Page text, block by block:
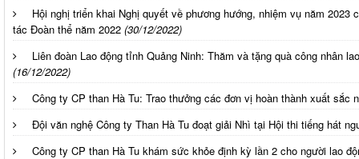
Hội nghị triển khai Nghị quyết về phương hướng, nhiệm vụ năm 2023
tác Đoàn thể năm 2022 (30/12/2022)
Liên đoàn Lao động tỉnh Quảng Ninh: Thăm và tặng quà công nhân
(16/12/2022)
Công ty CP than Hà Tu: Trao thưởng các đơn vị hoàn thành xuất sắc
Đội văn nghệ Công ty Than Hà Tu đoạt giải Nhì tại Hội thi tiếng hát
Công ty CP than Hà Tu khám sức khỏe định kỳ lần 2 cho người lao